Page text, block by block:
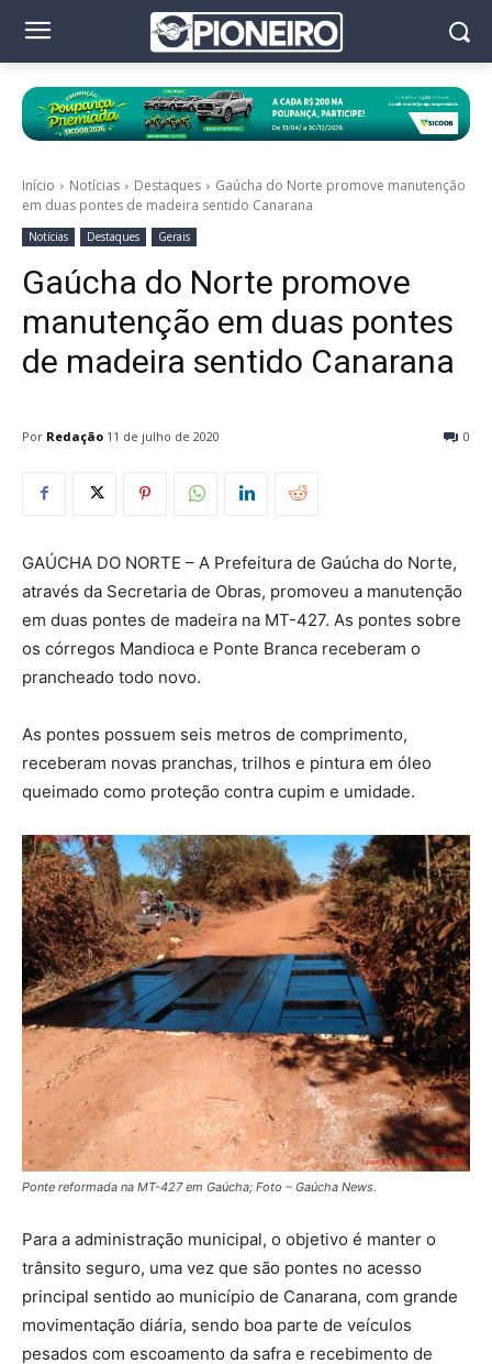
Início Notícias Destaques
Gaúcha do Norte promove manutenção
em duas pontes de madeira sentido Canarana
Notícias Destaques Gerais
Gaúcha do Norte promove
manutenção em duas pontes
de madeira sentido Canarana
Por Redação 0
11 de julho de 2020
GAÚCHA DO NORTE – A Prefeitura de Gaúcha do Norte,
através da Secretaria de Obras, promoveu a manutenção
em duas pontes de madeira na MT-427. As pontes sobre
os córregos Mandioca e Ponte Branca receberam o
prancheado todo novo.
As pontes possuem seis metros de comprimento,
receberam novas pranchas, trilhos e pintura em óleo
queimado como proteção contra cupim e umidade.
Ponte reformada na MT-427 em Gaúcha; Foto – Gaúcha News.
Para a administração municipal, o objetivo é manter o
trânsito seguro, uma vez que são pontes no acesso
principal sentido ao município de Canarana, com grande
movimentação diária, sendo boa parte de veículos
pesados com escoamento da safra e recebimento de